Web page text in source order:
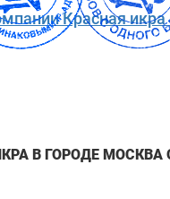
Красная икра
В ГОРОДЕ МОСКВА